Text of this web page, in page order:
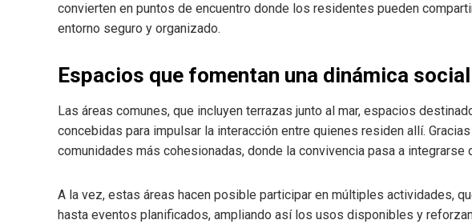
convierten en puntos de encuentro donde los residentes pueden
entorno seguro y organizado.
Espacios que fomentan una dinámica
Las áreas comunes, que incluyen terrazas junto al mar, espacios
concebidas para impulsar la interacción entre quienes residen allí.
comunidades más cohesionadas, donde la convivencia pasa a integrarse
A la vez, estas áreas hacen posible participar en múltiples actividades,
hasta eventos planificados, ampliando así los usos disponibles y